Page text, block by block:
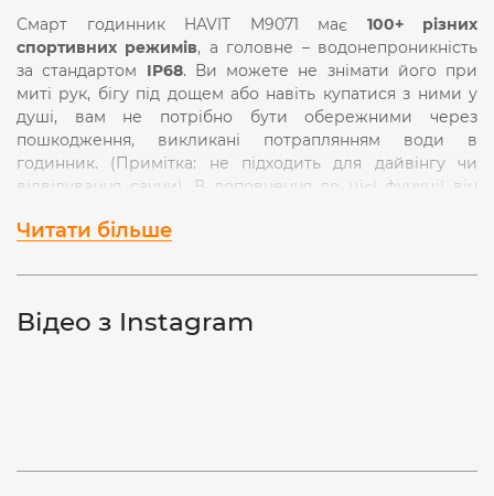
Смарт годинник HAVIT M9071 має 100+ різних
спортивних режимів, а головне – водонепроникність
за стандартом IP68. Ви можете не знімати його при
миті рук, бігу під дощем або навіть купатися з ними у
душі, вам не потрібно бути обережними через
пошкодження, викликані потраплянням води в
годинник. (Примітка: не підходить для дайвінгу чи
відвідування сауни). В доповнення до цієї функції він
своєму годиннику таку інформацію, як відстеження сну,
кисню в крові та погодні умови. Перед тим, як почати
відстань, спалені калорії.
Читати більше
Відео з Instagram